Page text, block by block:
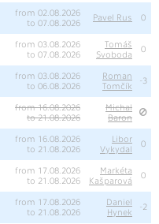
from 02.08.2026
to 07.08.2026
Pavel Rus 0
from 03.08.2026
to 07.08.2026
Tomáš
Svoboda
0
from 03.08.2026
to 06.08.2026
Roman
Tomčík
-3
from 16.08.2026
to 21.08.2026
Michal
Baron
from 16.08.2026
to 21.08.2026
Libor
Vykydal
0
from 17.08.2026
to 21.08.2026
Markéta
Kašparová
0
from 17.08.2026
to 21.08.2026
Daniel
Hynek
-2